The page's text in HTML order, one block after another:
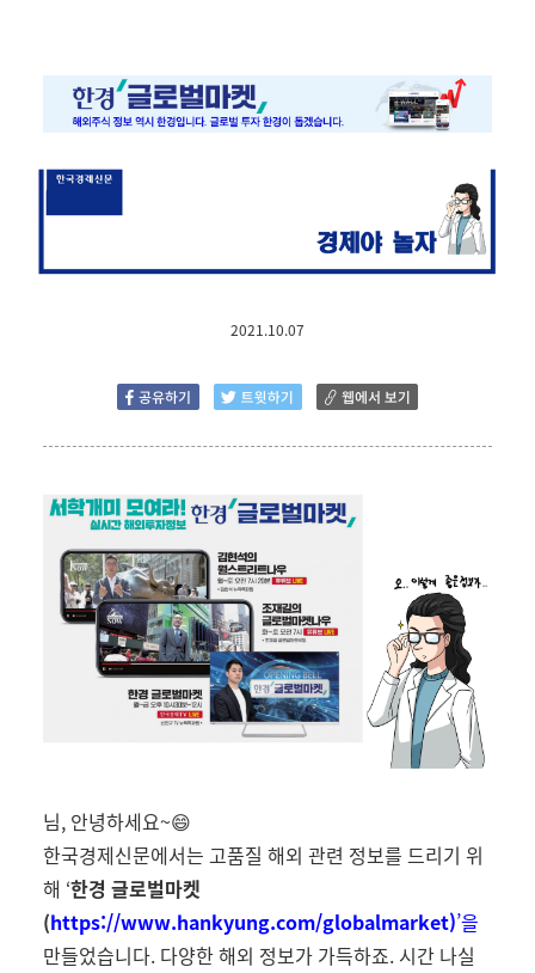
2021.10.07
님, 안녕하세요~😄
한국경제신문에서는 고품질 해외 관련 정보를 드리기 위
해 ‘한경 글로벌마켓
(https://www.hankyung.com/globalmarket)’을
만들었습니다. 다양한 해외 정보가 가득하죠. 시간 나실